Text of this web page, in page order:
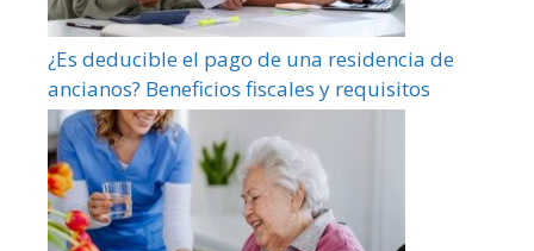
¿Es deducible el pago de una residencia de
ancianos? Beneficios fiscales y requisitos